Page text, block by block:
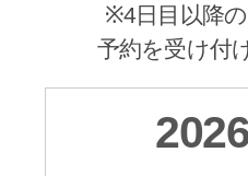
※4日目以降
予約を受け付